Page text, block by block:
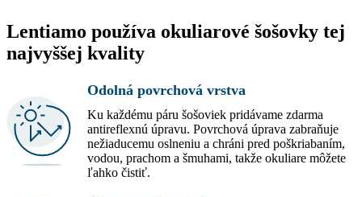
Lentiamo používa okuliarové šošovky tej
najvyššej kvality
Odolná povrchová vrstva
Ku každému páru šošoviek pridávame zdarma
antireflexnú úpravu. Povrchová úprava zabraňuje
nežiaducemu oslneniu a chráni pred poškriabaním,
vodou, prachom a šmuhami, takže okuliare môžete
ľahko čistiť.